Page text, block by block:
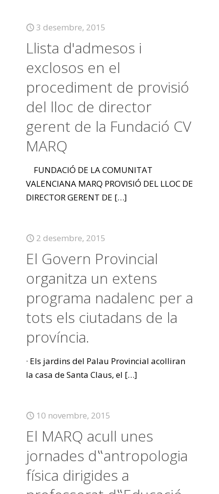
3 desembre, 2015
Llista d'admesos i
exclosos en el
procediment de provisió
del lloc de director
gerent de la Fundació CV
MARQ
FUNDACIÓ DE LA COMUNITAT
VALENCIANA MARQ PROVISIÓ DEL LLOC DE
DIRECTOR GERENT DE […]
2 desembre, 2015
El Govern Provincial
organitza un extens
programa nadalenc per a
tots els ciutadans de la
província.
· Els jardins del Palau Provincial acolliran
la casa de Santa Claus, el […]
10 novembre, 2015
El MARQ acull unes
jornades d‟antropologia
física dirigides a